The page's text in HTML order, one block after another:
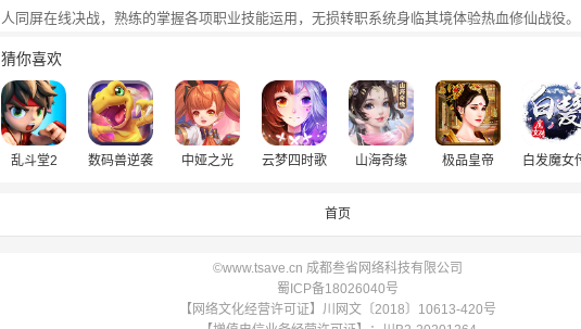
人同屏在线决战，熟练的掌握各项职业技能运用，无损转职系统身临其境体验热血修仙战役。
猜你喜欢
乱斗堂2 数码兽逆袭 中娅之光 云梦四时歌 山海奇缘 极品皇帝 白发魔女
首页
©www.tsave.cn 成都叁省网络科技有限公司
蜀ICP备18026040号
【网络文化经营许可证】川网文〔2018〕10613-420号